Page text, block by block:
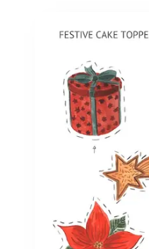
Los niños se
Versátil para
Bajo desorden y